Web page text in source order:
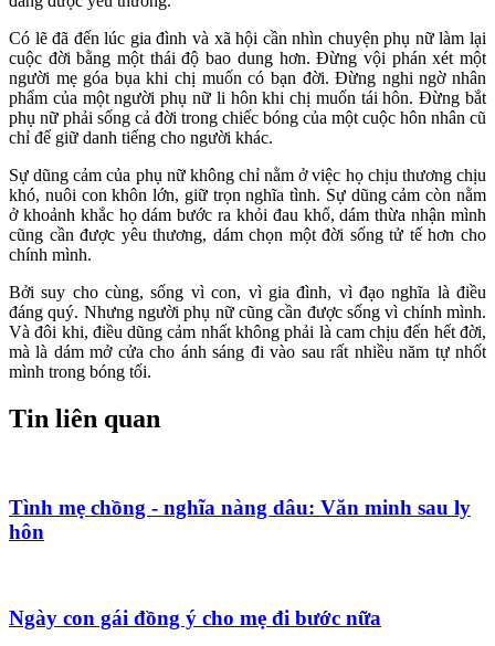
Có lẽ đã đến lúc gia đình và xã hội cần nhìn chuyện phụ nữ làm lại
cuộc đời bằng một thái độ bao dung hơn. Đừng vội phán xét một
người mẹ góa bụa khi chị muốn có bạn đời. Đừng nghi ngờ nhân
phẩm của một người phụ nữ li hôn khi chị muốn tái hôn. Đừng bắt
phụ nữ phải sống cả đời trong chiếc bóng của một cuộc hôn nhân cũ
chỉ để giữ danh tiếng cho người khác.
Sự dũng cảm của phụ nữ không chỉ nằm ở việc họ chịu thương chịu
khó, nuôi con khôn lớn, giữ trọn nghĩa tình. Sự dũng cảm còn nằm
ở khoảnh khắc họ dám bước ra khỏi đau khổ, dám thừa nhận mình
cũng cần được yêu thương, dám chọn một đời sống tử tế hơn cho
chính mình.
Bởi suy cho cùng, sống vì con, vì gia đình, vì đạo nghĩa là điều
đáng quý. Nhưng người phụ nữ cũng cần được sống vì chính mình.
Và đôi khi, điều dũng cảm nhất không phải là cam chịu đến hết đời,
mà là dám mở cửa cho ánh sáng đi vào sau rất nhiều năm tự nhốt
mình trong bóng tối.
Tin liên quan
Tình mẹ chồng - nghĩa nàng dâu: Văn minh sau ly
hôn
Ngày con gái đồng ý cho mẹ đi bước nữa